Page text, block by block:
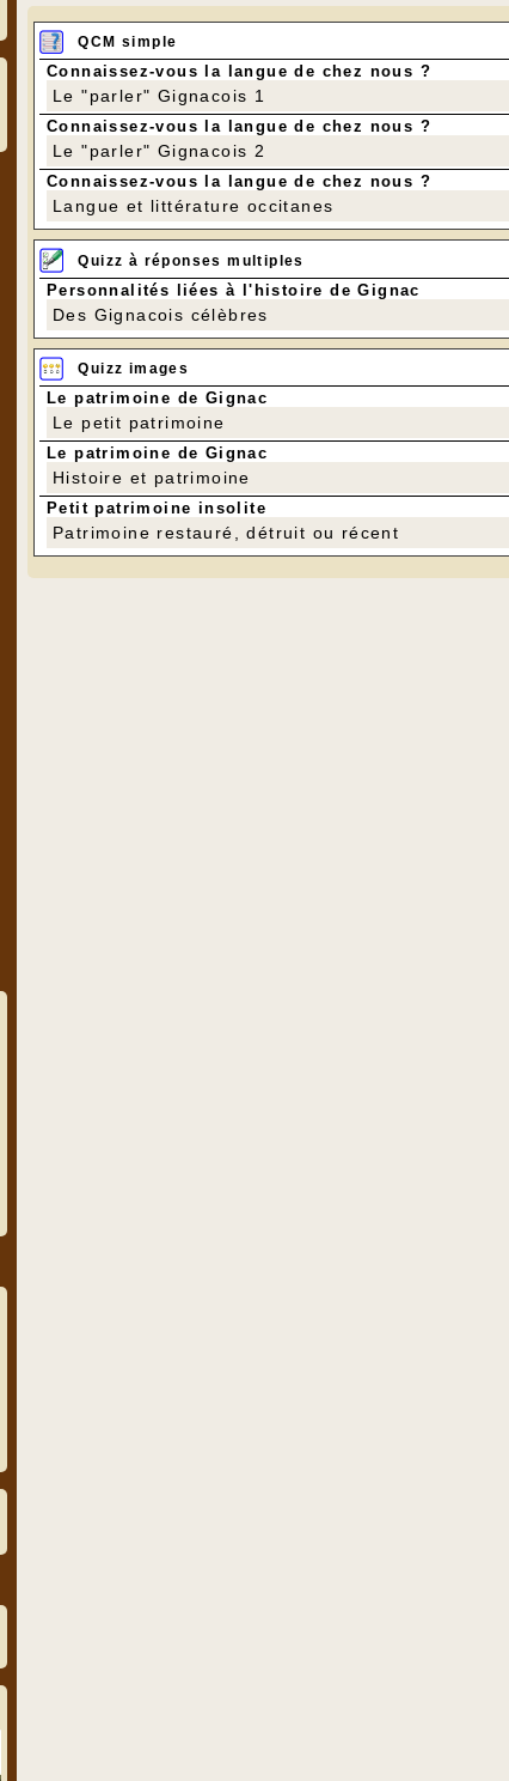
QCM simple
Connaissez-vous la langue de chez nous ?
Le "parler" Gignacois 1
Connaissez-vous la langue de chez nous ?
Le "parler" Gignacois 2
Connaissez-vous la langue de chez nous ?
Langue et littérature occitanes
Quizz à réponses multiples
Personnalités liées à l'histoire de Gignac
Des Gignacois célèbres
Quizz images
Le patrimoine de Gignac
Le petit patrimoine
Le patrimoine de Gignac
Histoire et patrimoine
Petit patrimoine insolite
Patrimoine restauré, détruit ou récent